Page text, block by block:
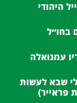
היהודי
בחו״ל
עמנואלה
שבא לעשות
פראייר)